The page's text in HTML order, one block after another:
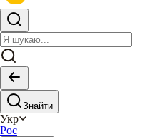
Знайти
Укр
Рос